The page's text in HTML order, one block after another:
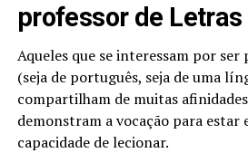
professor de Letras
Aqueles que se interessam por
(seja de português, seja de uma
compartilham de muitas
demonstram a vocação para estar
capacidade de lecionar.